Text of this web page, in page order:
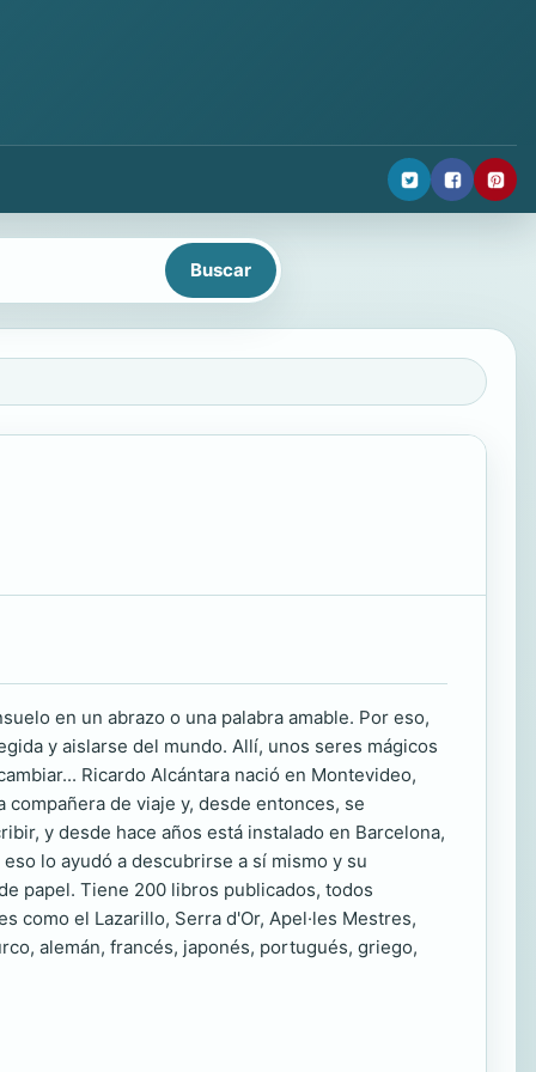
en un abrazo o una palabra amable. Por eso,
y aislarse del mundo. Allí, unos seres mágicos
Ricardo Alcántara nació en Montevideo,
de viaje y, desde entonces, se
y desde hace años está instalado en Barcelona,
lo ayudó a descubrirse a sí mismo y su
papel. Tiene 200 libros publicados, todos
como el Lazarillo, Serra d'Or, Apel·les Mestres,
alemán, francés, japonés, portugués, griego,